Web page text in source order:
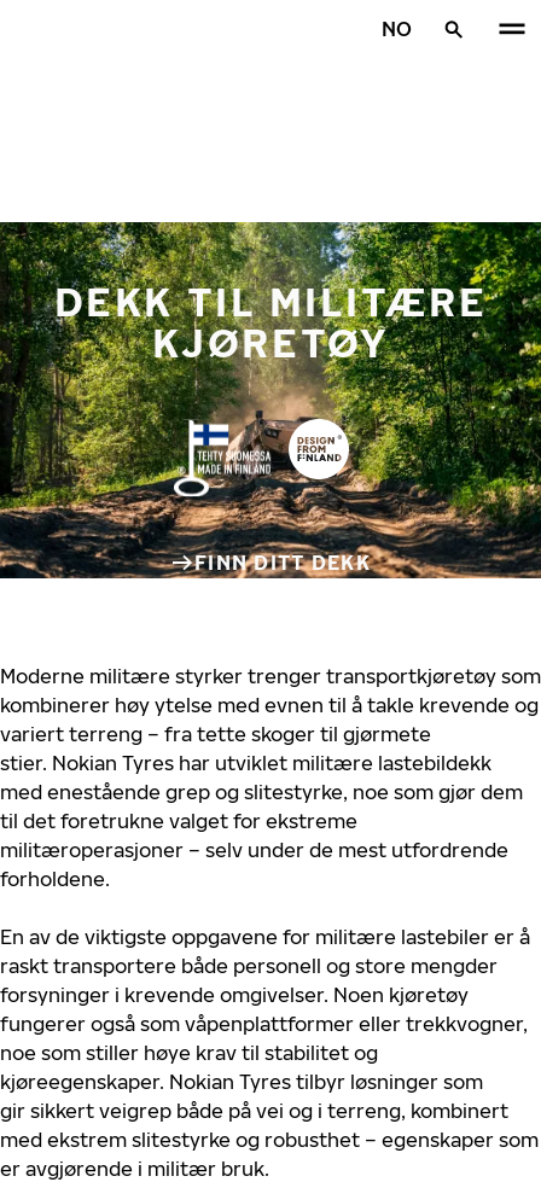
NO
DEKK TIL MILITÆRE
KJØRETØY
FINN DITT DEKK
Moderne militære styrker trenger transportkjøretøy som
kombinerer høy ytelse med evnen til å takle krevende og
variert terreng – fra tette skoger til gjørmete
stier. Nokian Tyres har utviklet militære lastebildekk
med enestående grep og slitestyrke, noe som gjør dem
til det foretrukne valget for ekstreme
militæroperasjoner – selv under de mest utfordrende
forholdene.
En av de viktigste oppgavene for militære lastebiler er å
raskt transportere både personell og store mengder
forsyninger i krevende omgivelser. Noen kjøretøy
fungerer også som våpenplattformer eller trekkvogner,
noe som stiller høye krav til stabilitet og
kjøreegenskaper. Nokian Tyres tilbyr løsninger som
gir sikkert veigrep både på vei og i terreng, kombinert
med ekstrem slitestyrke og robusthet – egenskaper som
er avgjørende i militær bruk.